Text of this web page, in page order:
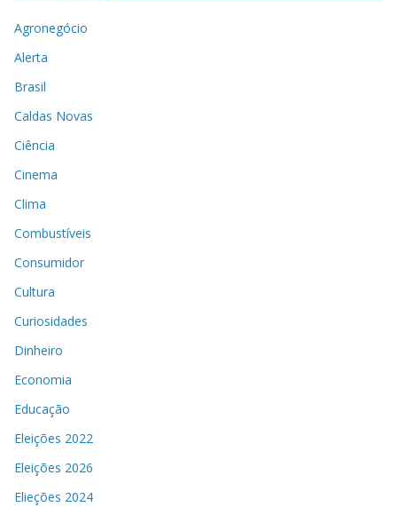
Agronegócio
Alerta
Brasil
Caldas Novas
Ciência
Cinema
Clima
Combustíveis
Consumidor
Cultura
Curiosidades
Dinheiro
Economia
Educação
Eleições 2022
Eleições 2026
Elieções 2024